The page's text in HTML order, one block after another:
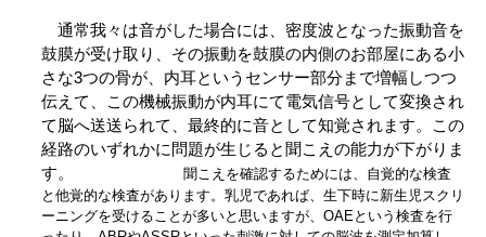
通常我々は音がした場合には、密度波となった振動音を
鼓膜が受け取り、その振動を鼓膜の内側のお部屋にある小
さな3つの骨が、内耳というセンサー部分まで増幅しつつ
伝えて、この機械振動が内耳にて電気信号として変換され
て脳へ送送られて、最終的に音として知覚されます。この
経路のいずれかに問題が生じると聞こえの能力が下がりま
す。
聞こえを確認するためには、自覚的な検査
と他覚的な検査があります。乳児であれば、生下時に新生児スクリ
ーニングを受けることが多いと思いますが、OAEという検査を行